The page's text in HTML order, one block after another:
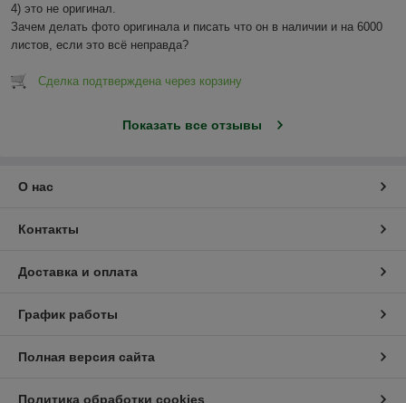
4) это не оригинал.
Зачем делать фото оригинала и писать что он в наличии и на 6000
листов, если это всё неправда?
Сделка подтверждена через корзину
Показать все отзывы
О нас
Контакты
Доставка и оплата
График работы
Полная версия сайта
Политика обработки cookies